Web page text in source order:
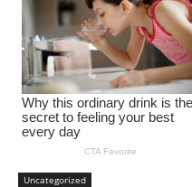
Uncategorized